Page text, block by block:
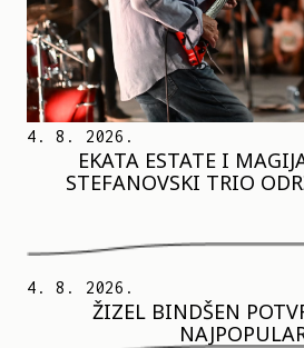
4. 8. 2026.
EKATA ESTATE I
STEFANOVSKI TRIO
4. 8. 2026.
ŽIZEL BINDŠEN